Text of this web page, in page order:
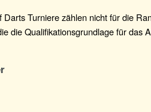
Turniere zählen nicht für die
die Qualifikationsgrundlage für das